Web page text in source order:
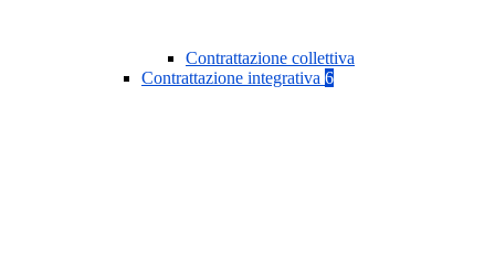
Contrattazione collettiva
Contrattazione integrativa 6